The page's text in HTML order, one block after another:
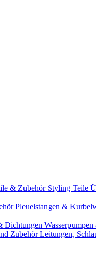
& Zubehör Styling Teile
Pleuelstangen &
Dichtungen
ZubehörLeitungen,